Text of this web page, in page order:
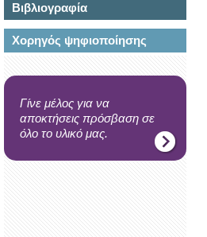
Βιβλιογραφία
Χορηγός ψηφιοποίησης
Γίνε μέλος για να
αποκτήσεις πρόσβαση σε
όλο το υλικό μας.